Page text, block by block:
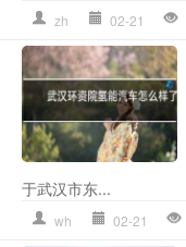
zh 02-21
于武汉市东...
wh 02-21